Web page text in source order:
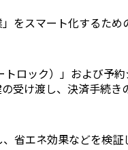
をスマート化するため
ロック）」および予
受け渡し、決済手続き
省エネ効果などを検証
解説！